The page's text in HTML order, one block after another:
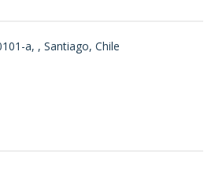
a, , Santiago, Chile